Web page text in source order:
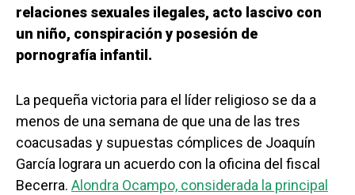
relaciones sexuales ilegales, acto lascivo con
un niño, conspiración y posesión de
pornografía infantil.
La pequeña victoria para el líder religioso se da a
menos de una semana de que una de las tres
coacusadas y supuestas cómplices de Joaquín
García lograra un acuerdo con la oficina del fiscal
Becerra. Alondra Ocampo, considerada la principal